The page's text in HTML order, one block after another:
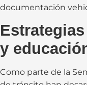
documentación
y
Como parte de la